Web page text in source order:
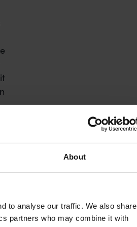
About
to analyse our traffic. We also share
partners who may combine it with